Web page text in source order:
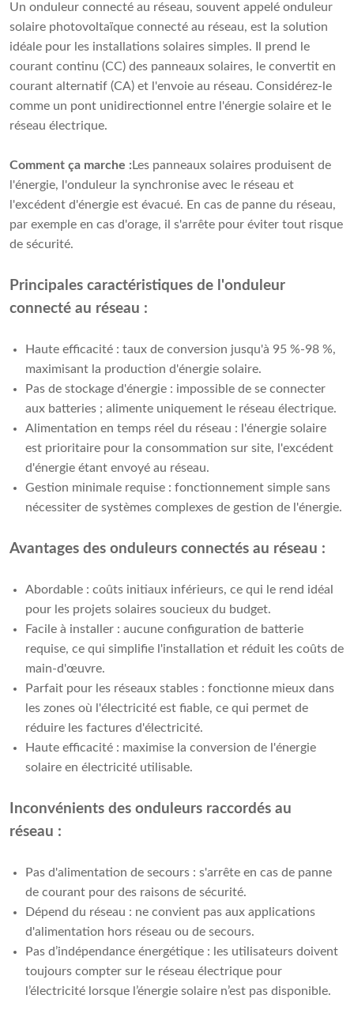
Un onduleur connecté au réseau, souvent appelé onduleur
solaire photovoltaïque connecté au réseau, est la solution
idéale pour les installations solaires simples. Il prend le
courant continu (CC) des panneaux solaires, le convertit en
courant alternatif (CA) et l'envoie au réseau. Considérez-le
comme un pont unidirectionnel entre l'énergie solaire et le
réseau électrique.
Comment ça marche : Les panneaux solaires produisent de
l'énergie, l'onduleur la synchronise avec le réseau et
l'excédent d'énergie est évacué. En cas de panne du réseau,
par exemple en cas d'orage, il s'arrête pour éviter tout risque
de sécurité.
Principales caractéristiques de l'onduleur
connecté au réseau :
Haute efficacité : taux de conversion jusqu'à 95 %-98 %,
maximisant la production d'énergie solaire.
Pas de stockage d'énergie : impossible de se connecter
aux batteries ; alimente uniquement le réseau électrique.
Alimentation en temps réel du réseau : l'énergie solaire
est prioritaire pour la consommation sur site, l'excédent
d'énergie étant envoyé au réseau.
Gestion minimale requise : fonctionnement simple sans
nécessiter de systèmes complexes de gestion de l'énergie.
Avantages des onduleurs connectés au réseau :
Abordable : coûts initiaux inférieurs, ce qui le rend idéal
pour les projets solaires soucieux du budget.
Facile à installer : aucune configuration de batterie
requise, ce qui simplifie l'installation et réduit les coûts de
main-d'œuvre.
Parfait pour les réseaux stables : fonctionne mieux dans
les zones où l'électricité est fiable, ce qui permet de
réduire les factures d'électricité.
Haute efficacité : maximise la conversion de l'énergie
solaire en électricité utilisable.
Inconvénients des onduleurs raccordés au
réseau :
Pas d'alimentation de secours : s'arrête en cas de panne
de courant pour des raisons de sécurité.
Dépend du réseau : ne convient pas aux applications
d'alimentation hors réseau ou de secours.
Pas d’indépendance énergétique : les utilisateurs doivent
toujours compter sur le réseau électrique pour
l’électricité lorsque l’énergie solaire n’est pas disponible.